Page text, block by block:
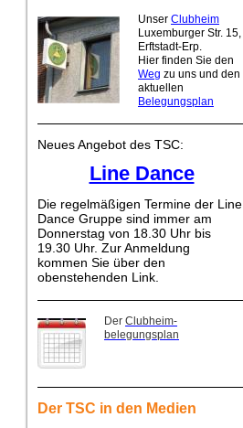
Unser Clubheim
Luxemburger Str. 15,
Erftstadt-Erp.
Hier finden Sie den
Weg zu uns und den
aktuellen
Belegungsplan
Neues Angebot des TSC:
Line Dance
Die regelmäßigen Termine der Line
Dance Gruppe sind immer am
Donnerstag von 18.30 Uhr bis
19.30 Uhr. Zur Anmeldung
kommen Sie über den
obenstehenden Link.
Der Clubheim-
belegungsplan
Der TSC in den Medien